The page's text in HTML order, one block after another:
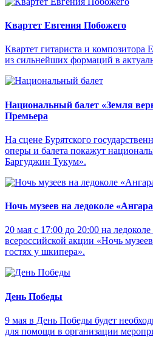
Квартет Евгения Побожего
Квартет гитариста и
из сильнейших формаций в
Национальный балет «Земля
Премьера
На сцене Бурятского
оперы и балета покажут
Баргуджин Тукум‎».
Ночь музеев на ледоколе
20 мая с 17:00 до 20:00 на
всероссийской акции «Ночь
гостях у шкипера».
День Победы
9 мая в День Победы будет
для помощи в организации